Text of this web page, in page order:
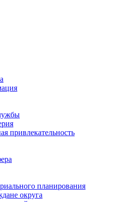
привлекательность
планирования
округа